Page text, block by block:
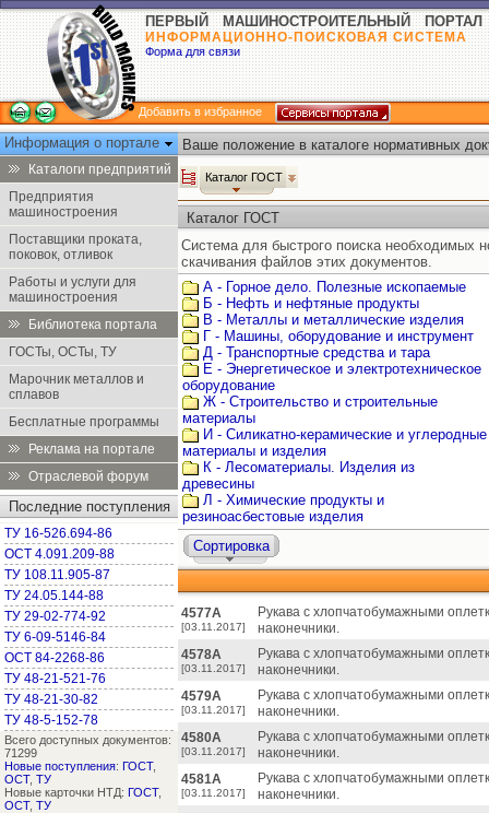
ПЕРВЫЙ МАШИНОСТРОИТЕЛЬНЫЙ ПОРТАЛ
ИНФОРМАЦИОННО-ПОИСКОВАЯ СИСТЕМА
Форма для связи
Добавить в избранное
Информация о портале
Каталоги предприятий
Предприятия
машиностроения
Поставщики проката,
поковок, отливок
Работы и услуги для
машиностроения
Библиотека портала
ГОСТы, ОСТы, ТУ
Марочник металлов и
сплавов
Бесплатные программы
Реклама на портале
Отраслевой форум
Последние поступления
ТУ 16-526.694-86
ОСТ 4.091.209-88
ТУ 108.11.905-87
ТУ 24.05.144-88
ТУ 29-02-774-92
ТУ 6-09-5146-84
ОСТ 84-2268-86
ТУ 48-21-521-76
ТУ 48-21-30-82
ТУ 48-5-152-78
Всего доступных документов:
71299
Новые поступления: ГОСТ,
ОСТ, ТУ
Новые карточки НТД: ГОСТ,
ОСТ, ТУ
Ваше положение в каталоге нормативных
Каталог ГОСТ
Каталог ГОСТ
Система для быстрого поиска необходимых
скачивания файлов этих документов.
А - Горное дело. Полезные ископаемые
Б - Нефть и нефтяные продукты
В - Металлы и металлические изделия
Г - Машины, оборудование и инструмент
Д - Транспортные средства и тара
Е - Энергетическое и электротехническое
оборудование
Ж - Строительство и строительные
материалы
И - Силикатно-керамические и углеродные
материалы и изделия
К - Лесоматериалы. Изделия из
древесины
Л - Химические продукты и
резиноасбестовые изделия
Сортировка
4577А
[03.11.2017]
Рукава с хлопчатобумажными
наконечники.
4578А
[03.11.2017]
Рукава с хлопчатобумажными
наконечники.
4579А
[03.11.2017]
Рукава с хлопчатобумажными
наконечники.
4580А
[03.11.2017]
Рукава с хлопчатобумажными
наконечники.
4581А
[03.11.2017]
Рукава с хлопчатобумажными
наконечники.